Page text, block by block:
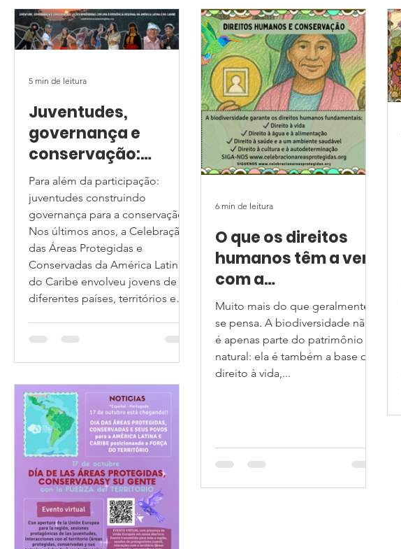
Juventudes,
governança e
conservação:
aprendizados de
uma experiência
regional na ALC
Para além da participação:
juventudes construindo
governança para a conservação
Nos últimos anos, a Celebração
das Áreas Protegidas e
Conservadas da América Latina e
do Caribe envolveu jovens de
diferentes países, territórios e
articulação regional. No entanto,
uma das principais lições
aprendidas é que a participação
juvenil não pode ser avaliada
apenas pela quantidade de
jovens envolvidos, mas pel
5 min de leitura
O que os direitos
humanos têm a ver
com a
conservação?
Direitos Humanos e
Conservação: A
Celebração como
plataforma para
territórios
Muito mais do que geralmente
se pensa. A biodiversidade não
é apenas parte do patrimônio
natural: ela é também a base do
direito à vida,...
6 min de leitura